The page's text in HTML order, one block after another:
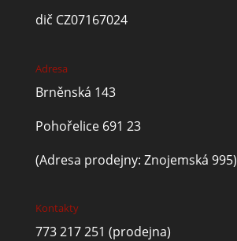
dič CZ07167024
Adresa
Brněnská 143
Pohořelice 691 23
(Adresa prodejny: Znojemská 995)
Kontakty
773 217 251 (prodejna)